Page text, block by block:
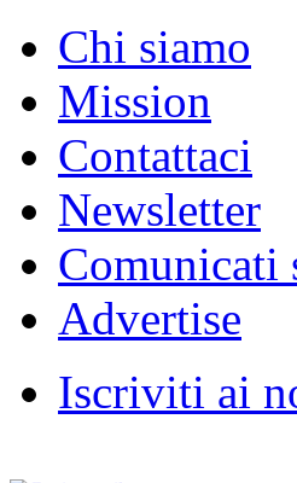
Chi siamo
Mission
Contattaci
Newsletter
Comunicati
Advertise
Iscriviti ai